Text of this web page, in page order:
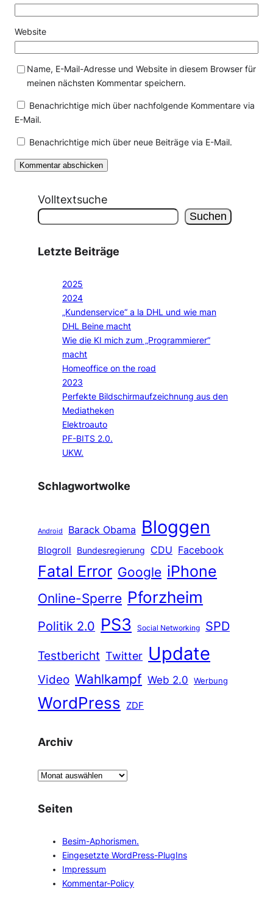
Website
Name, E-Mail-Adresse und Website in diesem Browser für
meinen nächsten Kommentar speichern.
Benachrichtige mich über nachfolgende Kommentare via
E-Mail.
Benachrichtige mich über neue Beiträge via E-Mail.
Volltextsuche
Suchen
Letzte Beiträge
2025
2024
„Kundenservice“ a la DHL und wie man
DHL Beine macht
Wie die KI mich zum „Programmierer“
macht
Homeoffice on the road
2023
Perfekte Bildschirmaufzeichnung aus den
Mediatheken
Elektroauto
PF-BITS 2.0.
UKW.
Schlagwortwolke
Android Barack Obama Bloggen
Blogroll Bundesregierung CDU Facebook
Fatal Error Google iPhone
Online-Sperre Pforzheim
Politik 2.0 PS3 Social Networking
SPD
Testbericht Twitter Update
Video Wahlkampf Web 2.0 Werbung
WordPress ZDF
Archiv
A
c
h
Seiten
Besim-Aphorismen.
Eingesetzte WordPress-PlugIns
Impressum
Kommentar-Policy